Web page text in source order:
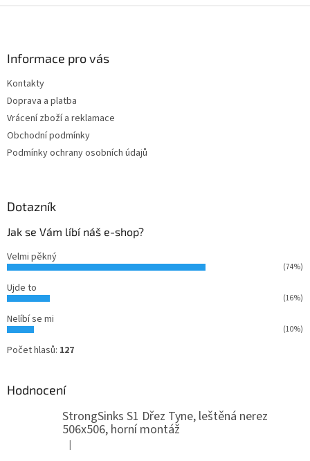
Informace pro vás
Kontakty
Doprava a platba
Vrácení zboží a reklamace
Obchodní podmínky
Podmínky ochrany osobních údajů
Dotazník
Jak se Vám líbí náš e-shop?
Velmi pěkný
(74%)
Ujde to
(16%)
Nelíbí se mi
(10%)
Počet hlasů: 127
Hodnocení
StrongSinks S1 Dřez Tyne, leštěná nerez
506x506, horní montáž
Hodnocení produktu je 5 z 5 hvězdiček.
|